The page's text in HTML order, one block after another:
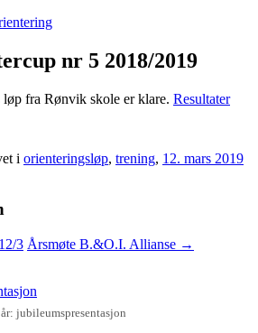
nr 5 2018/2019
løp fra Rønvik skole er klare. Resultater
i orienteringsløp, trening, 12. mars 2019
3 Årsmøte B.&O.I. Allianse →
jubileumspresentasjon